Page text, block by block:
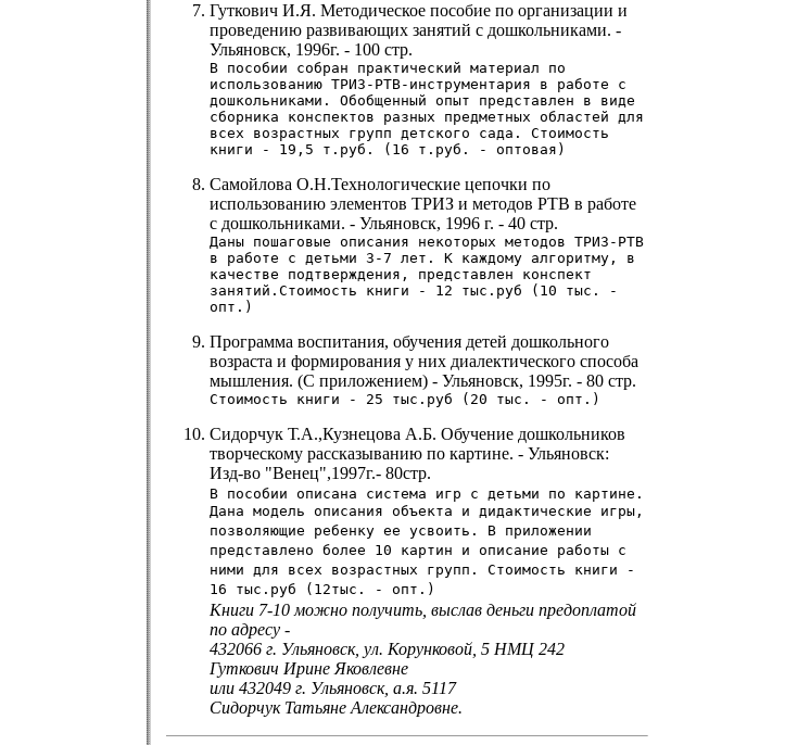
Гуткович И.Я. Методическое пособие по организации и
проведению развивающих занятий с дошкольниками. -
Ульяновск, 1996г. - 100 стр.
В пособии собран практический материал по
использованию ТРИЗ-РТВ-инструментария в работе с
дошкольниками. Обобщенный опыт представлен в виде
сборника конспектов разных предметных областей для
всех возрастных групп детского сада. Стоимость
книги - 19,5 т.руб. (16 т.руб. - оптовая)
Самойлова О.Н.Технологические цепочки по
использованию элементов ТРИЗ и методов РТВ в работе
с дошкольниками. - Ульяновск, 1996 г. - 40 стр.
Даны пошаговые описания некоторых методов ТРИЗ-РТВ
в работе с детьми 3-7 лет. К каждому алгоритму, в
качестве подтверждения, представлен конспект
занятий.Стоимость книги - 12 тыс.руб (10 тыс. -
опт.)
Программа воспитания, обучения детей дошкольного
возраста и формирования у них диалектического способа
мышления. (С приложением) - Ульяновск, 1995г. - 80 стр.
Стоимость книги - 25 тыс.руб (20 тыс. - опт.)
Сидорчук Т.А.,Кузнецова А.Б. Обучение дошкольников
творческому рассказыванию по картине. - Ульяновск:
Изд-во "Венец",1997г.- 80стр.
В пособии описана система игр с детьми по картине.
Дана модель описания объекта и дидактические игры,
позволяющие ребенку ее усвоить. В приложении
представлено более 10 картин и описание работы с
ними для всех возрастных групп. Стоимость книги -
16 тыс.руб (12тыс. - опт.)
Книги 7-10 можно получить, выслав деньги предоплатой
по адресу -
432066 г. Ульяновск, ул. Корунковой, 5 НМЦ 242
Гуткович Ирине Яковлевне
или 432049 г. Ульяновск, а.я. 5117
Сидорчук Татьяне Александровне.